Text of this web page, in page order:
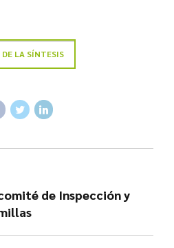
DE LA SÍNTESIS
de Inspección y